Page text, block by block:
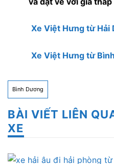
Xe Việt Hưng từ Hải
Xe Việt Hưng từ
Bình Dương
BÀI VIẾT LIÊN
XE